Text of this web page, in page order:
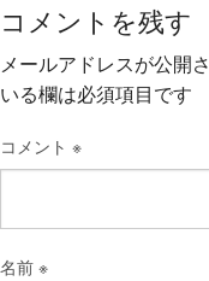
コメントを残す
メールアドレスが公開
いる欄は必須項目です
コメント ※
名前 ※